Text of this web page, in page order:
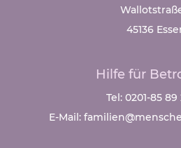
45136
Hilfe für
Tel: 0201-85 89
E-Mail: